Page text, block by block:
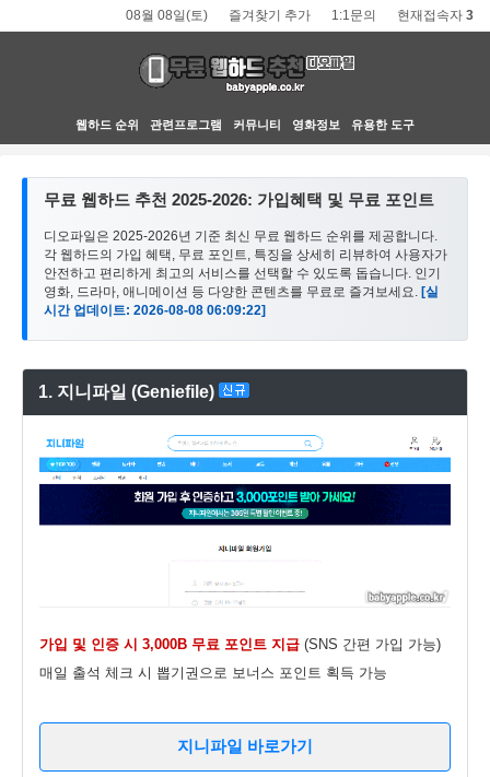
08월 08일(토) 즐겨찾기 추가 1:1문의 현재접속자 3
웹하드 순위 관련프로그램 커뮤니티 영화정보 유용한 도구
무료 웹하드 추천 2025-2026: 가입혜택 및 무료 포인트
디오파일은 2025-2026년 기준 최신 무료 웹하드 순위를 제공합니다.
각 웹하드의 가입 혜택, 무료 포인트, 특징을 상세히 리뷰하여 사용자가
안전하고 편리하게 최고의 서비스를 선택할 수 있도록 돕습니다. 인기
영화, 드라마, 애니메이션 등 다양한 콘텐츠를 무료로 즐겨보세요. [실
시간 업데이트: 2026-08-08 06:09:22]
1. 지니파일 (Geniefile)
가입 및 인증 시 3,000B 무료 포인트 지급 (SNS 간편 가입 가능)
매일 출석 체크 시 뽑기권으로 보너스 포인트 획득 가능
지니파일 바로가기